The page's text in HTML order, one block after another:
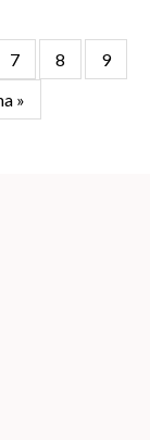
Pagina
7 Pagina
8
9
»